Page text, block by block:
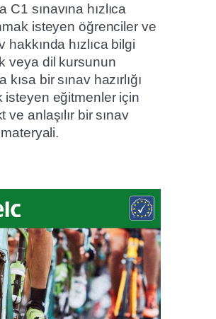
C1 sınavına hızlıca
isteyen öğrenciler ve
hakkında hızlıca bilgi
veya dil kursunun
kısa bir sınav hazırlığı
isteyen eğitmenler için
ve anlaşılır bir sınav
materyali.